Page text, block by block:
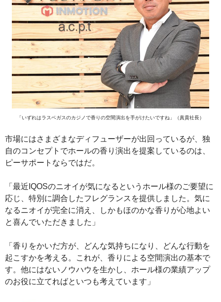
「いずれはラスベガスのカジノで香りの空間演出を手がけたいですね」（真貴社長）
市場にはさまざまなディフューザーが出回っているが、独
自のコンセプトでホールの香り演出を提案しているのは、
ピーサポートならではだ。
「最近IQOSのニオイが気になるというホール様のご要望に
応じ、特別に調合したフレグランスを提供しました。気に
なるニオイが完全に消え、しかもほのかな香りが心地よい
と喜んでいただきました」
「香りをかいだ方が、どんな気持ちになり、どんな行動を
起こすかを考える。これが、香りによる空間演出の基本で
す。他にはないノウハウを生かし、ホール様の業績アップ
のお役に立てればといつも考えています」